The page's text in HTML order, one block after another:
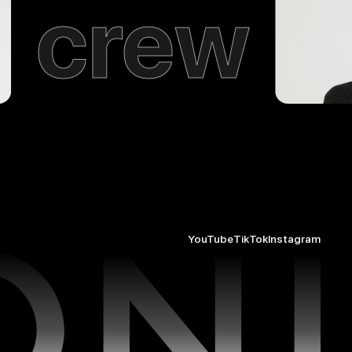
crew
YouTubeTikTokInstagram